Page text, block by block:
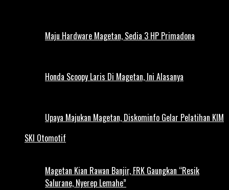
Maju Hardware Magetan, Sedia 3 HP Primadona
Honda Scoopy Laris Di Magetan, Ini Alasanya
Upaya Majukan Magetan, Diskominfo Gelar Pelatihan KIM
SKI Otomotif
Magetan Kian Rawan Banjir, FRK Gaungkan “Resik
Salurane, Nyerep Lemahe”